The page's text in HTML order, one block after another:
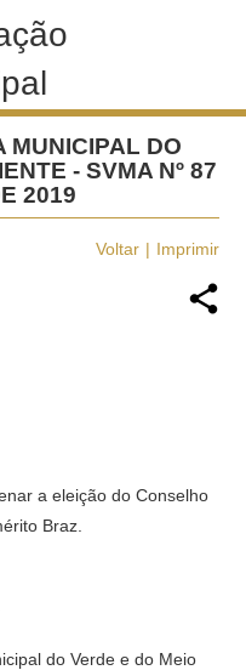
MUNICIPAL DO
- SVMA Nº 87
2019
Voltar Imprimir
a eleição do Conselho
Braz.
do Verde e do Meio